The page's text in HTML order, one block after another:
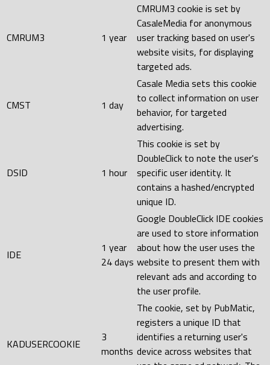
CMRUM3 1 year
CMRUM3 cookie is set by
CasaleMedia for anonymous
user tracking based on user's
website visits, for displaying
targeted ads.
CMST 1 day
Casale Media sets this cookie
to collect information on user
behavior, for targeted
advertising.
DSID 1 hour
This cookie is set by
DoubleClick to note the user's
specific user identity. It
contains a hashed/encrypted
unique ID.
IDE
1 year
24 days
Google DoubleClick IDE cookies
are used to store information
about how the user uses the
website to present them with
relevant ads and according to
the user profile.
KADUSERCOOKIE
3
months
The cookie, set by PubMatic,
registers a unique ID that
identifies a returning user's
device across websites that